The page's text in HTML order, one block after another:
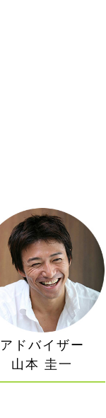
アドバイザー
山本 圭一